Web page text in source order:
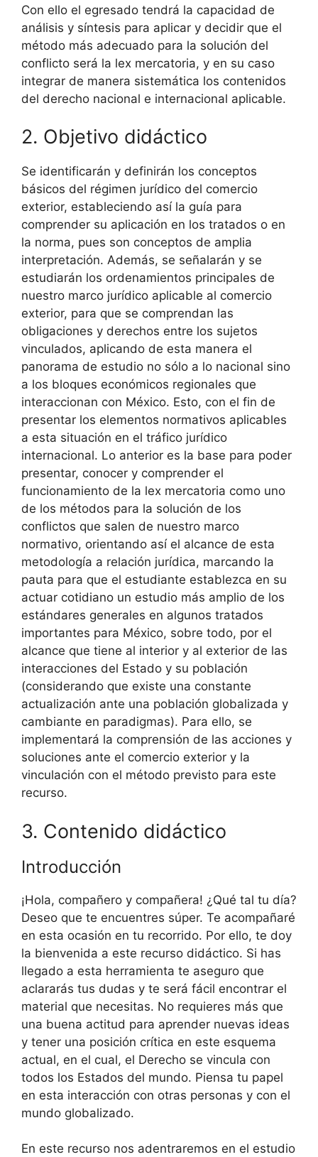
Con ello el egresado tendrá la capacidad de
análisis y síntesis para aplicar y decidir que el
método más adecuado para la solución del
conflicto será la lex mercatoria, y en su caso
integrar de manera sistemática los contenidos
del derecho nacional e internacional aplicable.
2. Objetivo didáctico
Se identificarán y definirán los conceptos
básicos del régimen jurídico del comercio
exterior, estableciendo así la guía para
comprender su aplicación en los tratados o en
la norma, pues son conceptos de amplia
interpretación. Además, se señalarán y se
estudiarán los ordenamientos principales de
nuestro marco jurídico aplicable al comercio
exterior, para que se comprendan las
obligaciones y derechos entre los sujetos
vinculados, aplicando de esta manera el
panorama de estudio no sólo a lo nacional sino
a los bloques económicos regionales que
interaccionan con México. Esto, con el fin de
presentar los elementos normativos aplicables
a esta situación en el tráfico jurídico
internacional. Lo anterior es la base para poder
presentar, conocer y comprender el
funcionamiento de la lex mercatoria como uno
de los métodos para la solución de los
conflictos que salen de nuestro marco
normativo, orientando así el alcance de esta
metodología a relación jurídica, marcando la
pauta para que el estudiante establezca en su
actuar cotidiano un estudio más amplio de los
estándares generales en algunos tratados
importantes para México, sobre todo, por el
alcance que tiene al interior y al exterior de las
interacciones del Estado y su población
(considerando que existe una constante
actualización ante una población globalizada y
cambiante en paradigmas). Para ello, se
implementará la comprensión de las acciones y
soluciones ante el comercio exterior y la
vinculación con el método previsto para este
recurso.
3. Contenido didáctico
Introducción
¡Hola, compañero y compañera! ¿Qué tal tu día?
Deseo que te encuentres súper. Te acompañaré
en esta ocasión en tu recorrido. Por ello, te doy
la bienvenida a este recurso didáctico. Si has
llegado a esta herramienta te aseguro que
aclararás tus dudas y te será fácil encontrar el
material que necesitas. No requieres más que
una buena actitud para aprender nuevas ideas
y tener una posición crítica en este esquema
actual, en el cual, el Derecho se vincula con
todos los Estados del mundo. Piensa tu papel
en esta interacción con otras personas y con el
mundo globalizado.
En este recurso nos adentraremos en el estudio